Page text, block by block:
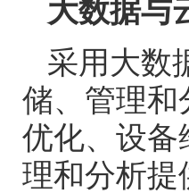
大数据与
采用大数
储、管理和
优化、设备
理和分析提